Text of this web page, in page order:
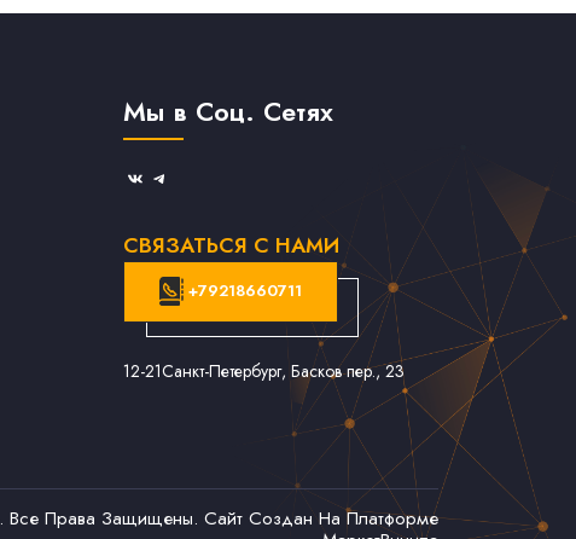
Мы в Соц. Сетях
СВЯЗАТЬСЯ С НАМИ
+79218660711
12-21Санкт-Петербург, Басков пер., 23
. Все Права Защищены. Сайт Создан На Платформе